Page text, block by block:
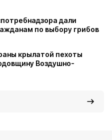
дали
по выбору грибов
крылатой пехоты
Воздушно-